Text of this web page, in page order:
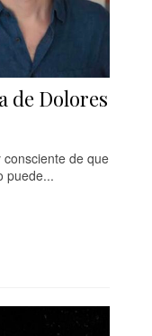
de Dolores
de que
puede...